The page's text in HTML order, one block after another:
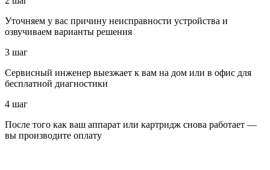
Уточняем у вас причину неисправности устройства и
озвучиваем варианты решения
3 шаг
Сервисный инженер выезжает к вам на дом или в офис для
бесплатной диагностики
4 шаг
После того как ваш аппарат или картридж снова работает —
вы производите оплату